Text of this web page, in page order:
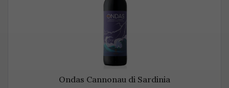
Se bea în pahare cu pereți înalți, subțiri, rece,
temperatura ideală de servire fiind 2-3 grade C. Am
putea spune despre Prosecco că este un vin băut de
plăcere, dar și ca aperitiv, înainte de servirea mesei.
Ondas Cannonau di Sardinia